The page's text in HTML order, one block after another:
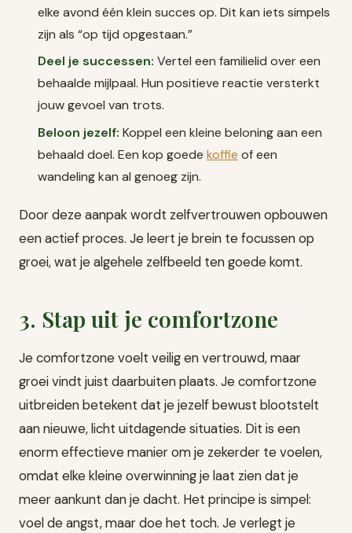
elke avond één klein succes op. Dit kan iets simpels
zijn als “op tijd opgestaan.”
Deel je successen: Vertel een familielid over een
behaalde mijlpaal. Hun positieve reactie versterkt
jouw gevoel van trots.
Beloon jezelf: Koppel een kleine beloning aan een
behaald doel. Een kop goede koffie of een
wandeling kan al genoeg zijn.
Door deze aanpak wordt zelfvertrouwen opbouwen
een actief proces. Je leert je brein te focussen op
groei, wat je algehele zelfbeeld ten goede komt.
3. Stap uit je comfortzone
Je comfortzone voelt veilig en vertrouwd, maar
groei vindt juist daarbuiten plaats. Je comfortzone
uitbreiden betekent dat je jezelf bewust blootstelt
aan nieuwe, licht uitdagende situaties. Dit is een
enorm effectieve manier om je zekerder te voelen,
omdat elke kleine overwinning je laat zien dat je
meer aankunt dan je dacht. Het principe is simpel:
voel de angst, maar doe het toch. Je verlegt je